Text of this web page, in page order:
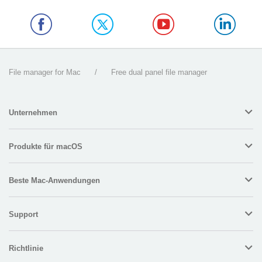
File manager for Mac / Free dual panel file manager
Unternehmen
Produkte für macOS
Beste Mac-Anwendungen
Support
Richtlinie